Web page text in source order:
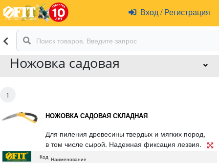
Вход /Регистрация
Ножовка садовая
1
НОЖОВКА САДОВАЯ СКЛАДНАЯ
Для пиления древесины твердых и мягких пород,
в том числе сырой. Надежная фиксация лезвия.
Средний зуб (6BTPI) со специальной трехгранной
Код Наименование